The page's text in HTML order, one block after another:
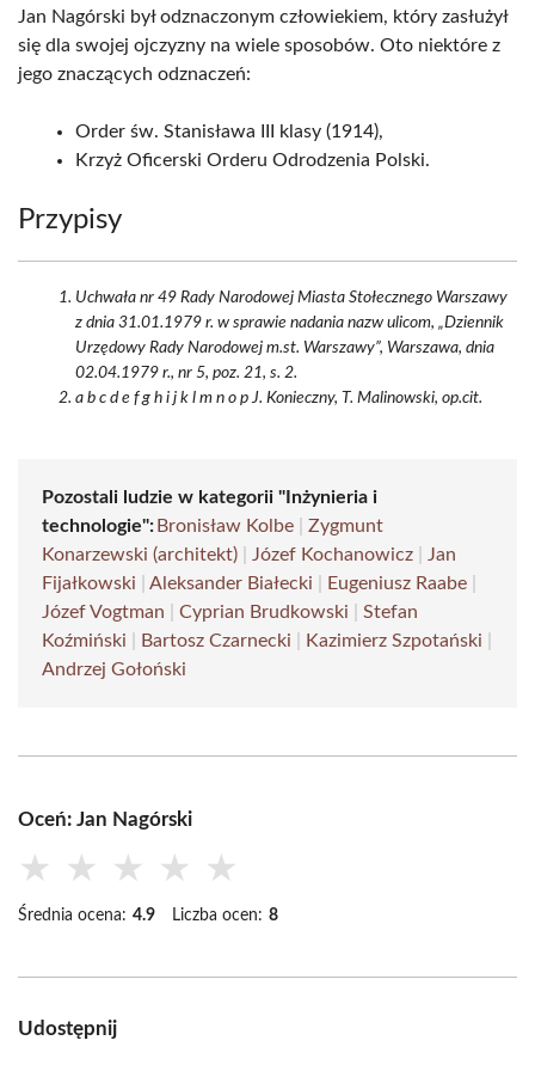
Jan Nagórski był odznaczonym człowiekiem, który zasłużył
się dla swojej ojczyzny na wiele sposobów. Oto niektóre z
jego znaczących odznaczeń:
Order św. Stanisława III klasy (1914),
Krzyż Oficerski Orderu Odrodzenia Polski.
Przypisy
Uchwała nr 49 Rady Narodowej Miasta Stołecznego Warszawy
z dnia 31.01.1979 r. w sprawie nadania nazw ulicom, „Dziennik
Urzędowy Rady Narodowej m.st. Warszawy”, Warszawa, dnia
02.04.1979 r., nr 5, poz. 21, s. 2.
a b c d e f g h i j k l m n o p J. Konieczny, T. Malinowski, op.cit.
Pozostali ludzie w kategorii "Inżynieria i
technologie": Bronisław Kolbe
Zygmunt
Konarzewski (architekt)
Józef Kochanowicz
Jan
Fijałkowski
Aleksander Białecki Eugeniusz Raabe
Józef Vogtman
Cyprian Brudkowski
Stefan
Koźmiński
Bartosz Czarnecki Kazimierz Szpotański
Andrzej Gołoński
Oceń: Jan Nagórski
★ ★ ★ ★ ★
Średnia ocena: 4.9 Liczba ocen: 8
Udostępnij